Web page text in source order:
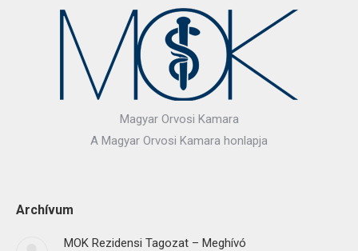
Magyar Orvosi Kamara
A Magyar Orvosi Kamara honlapja
Archívum
MOK Rezidensi Tagozat – Meghívó